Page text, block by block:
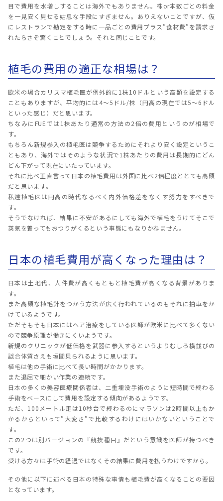
目で費用を水増しすることは海外でもありません。株or本数ごとの料金
を一見安く見せる姑息な手段にすぎません。ありえないことですが、仮
にレストランで勘定をする時に一品ごとの費用プラス”食材費”を請求さ
れたらさぞ驚くことでしょう。それと同じことです。
植毛の費用の適正な相場は？
欧米の場合カリスマ植毛医が例外的に1株10ドルという高額を設定する
こともありますが、平均的には4～5ドル/株（円高の現在では5～6ドル
といった感じ）だと思います。
ちなみにFUEでは1株あたり通常の方法の2倍の費用というのが相場で
す。
もちろん新規参入の植毛医は競争するためにそれより安く設定というこ
ともあり、海外ではそのような状況で1株あたりの費用は長期的にどん
どん下がって現在にいたっています。
それに比べ正直言って日本の植毛費用は外国に比べ2倍程度ととても高額
だと思います。
私達植毛医は円高の時代なるべく内外価格差をなくす努力をすべきで
す。
そうでなければ、結果に不安があるにしても海外で植毛をうけてそこで
英気を養ってもおつりがくるという事態にもなりかねません。
日本の植毛費用が高くなった理由は？
日本は土地代、人件費が高くもともと植毛費が高くなる背景がありま
す。
また高額な植毛針をつかう方法が広く行われているのもそれに拍車をか
けているようです。
ただそもそも日本にはヘア治療をしている医師が欧米に比べて多くない
ので競争原理が働きにくいようです。
新規のクリニックが低価格を武器に参入するというよりむしろ横並びの
談合体質さえも垣間見られるように思います。
植毛は他の手術に比べて長い時間がかかります。
また退屈で細かい作業の連続です。
日本の多くの美容医療関係者は、二重埋没手術のように短時間で終わる
手術をベースにして費用を設定する傾向があるようです。
ただ、100メートル走は10秒台で終わるのにマラソンは2時間以上もか
かるからといって”大変さ”で比較するわけにはいかないということで
す。
この2つは別バージョンの『競技種目』だという意識を医師が持つべき
です。
受ける方々は手術の経過ではなくその結果に費用を払うわけですから。
その他に以下に述べる日本の特殊な事情も植毛費が高くなることの要因
となっています。